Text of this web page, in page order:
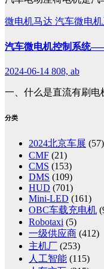
微电机马达 汽车微电
汽车微电机控制系统
2024-06-14 808, ab
一、什么是直流有刷
分类
2024北京车展 (57)
CMF (21)
CMS (153)
DMS (109)
HUD (701)
Mini-LED (161)
OBC车载充电机
Robotaxi (5)
一级供应商 (412)
主机厂 (253)
人工智能 (115)